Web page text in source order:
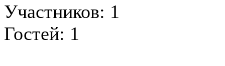
Участников: 1
Гостей: 1